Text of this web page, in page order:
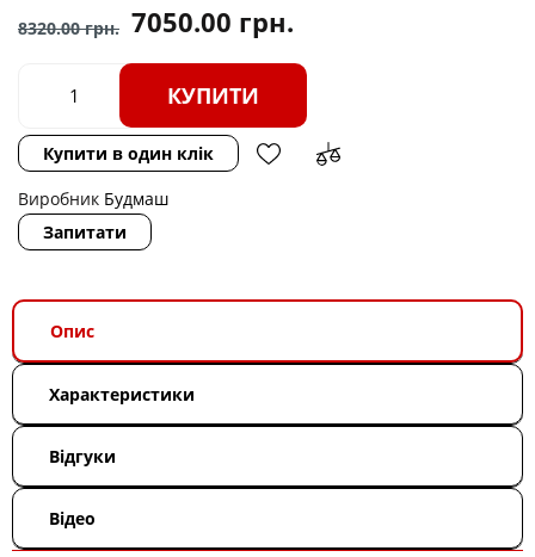
8320.00грн. 7050.00 грн.
КУПИТИ
Купити в один клік
Виробник Будмаш
Запитати
Опис
Характеристики
Відгуки
Відео